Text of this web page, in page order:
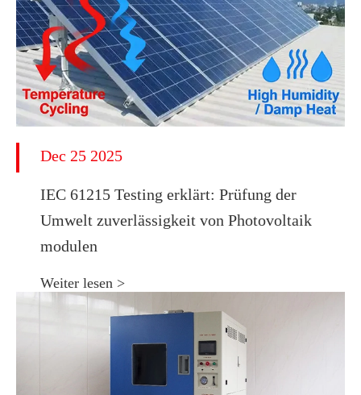
Dec 25 2025
IEC 61215 Testing erklärt: Prüfung der
Umwelt zuverlässigkeit von Photovoltaik
modulen
Weiter lesen >